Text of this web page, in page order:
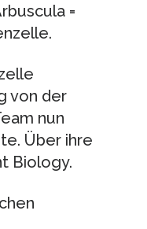
=
von der
nun
Über ihre
Biology.